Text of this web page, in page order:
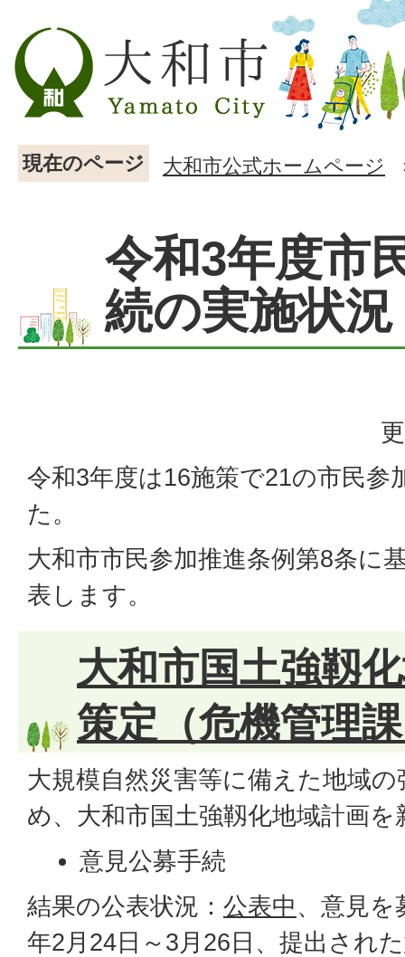
現在のページ 大和市公式ホームページ
令和3年度市
続の実施状況
令和3年度は16施策で21の市民参
た。
大和市市民参加推進条例第8条に
表します。
大和市国土強靱
策定（危機管理
大規模自然災害等に備えた地域
め、大和市国土強靱化地域計画
意見公募手続
結果の公表状況： 公表中、意見を
年2月24日～3月26日、提出され